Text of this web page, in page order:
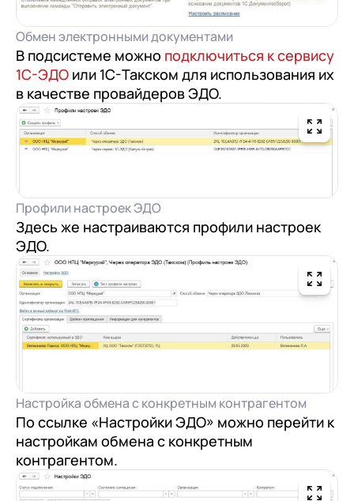
Обмен электронными документами
В подсистеме можно подключиться к сервису
1С-ЭДО или 1С-Такском для использования их
в качестве провайдеров ЭДО.
Профили настроек ЭДО
Здесь же настраиваются профили настроек
ЭДО.
Настройка обмена с конкретным контрагентом
По ссылке «Настройки ЭДО» можно перейти к
настройкам обмена с конкретным
контрагентом.